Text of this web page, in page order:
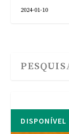
2024-01-10
DISPONÍVEL